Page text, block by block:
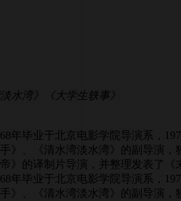
水湾》《大学生轶事》
年毕业于北京电影学院导演系，
》、《清水湾淡水湾》的副导演
》的译制片导演，并整理发表了
年毕业于北京电影学院导演系，
》、《清水湾淡水湾》的副导演